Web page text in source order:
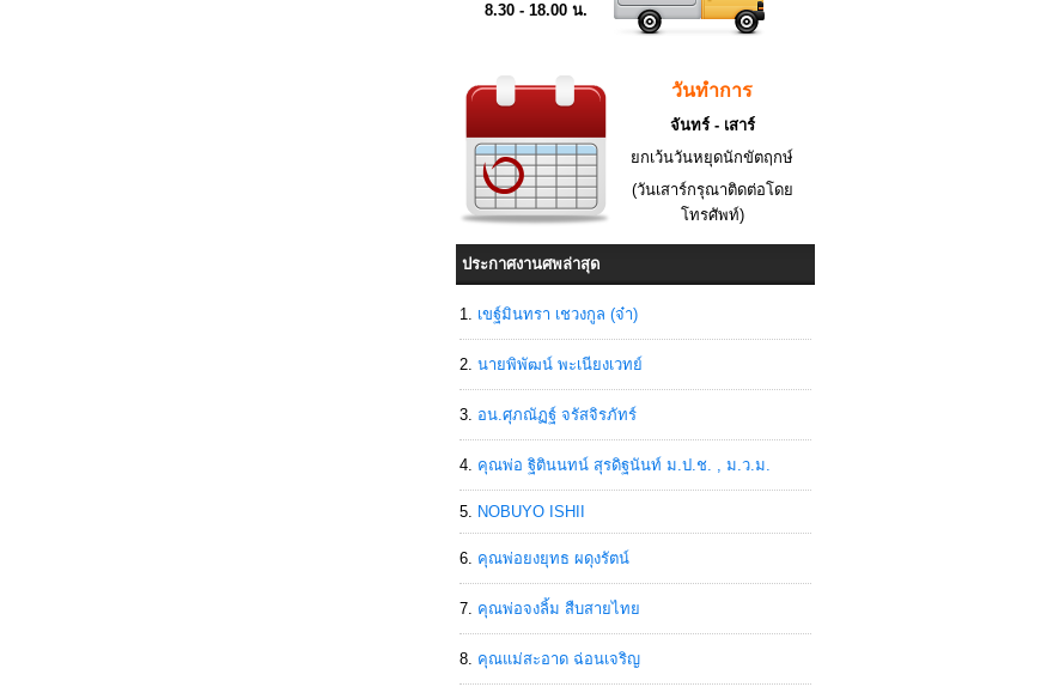
8.30 - 18.00 น.
วันทำการ
จันทร์ - เสาร์
ยกเว้นวันหยุดนักขัตฤกษ์
(วันเสาร์กรุณาติดต่อโดย
โทรศัพท์)
ประกาศงานศพล่าสุด
เขฐ์มินทรา เชวงกูล (จ๋า)
นายพิพัฒน์ พะเนียงเวทย์
อน.ศุภณัฏฐ์ จรัสจิรภัทร์
คุณพ่อ ฐิตินนทน์ สุรดิฐนันท์ ม.ป.ช. , ม.ว.ม.
NOBUYO ISHII
คุณพ่อยงยุทธ ผดุงรัตน์
คุณพ่อจงลิ้ม สืบสายไทย
คุณแม่สะอาด ฉ่อนเจริญ